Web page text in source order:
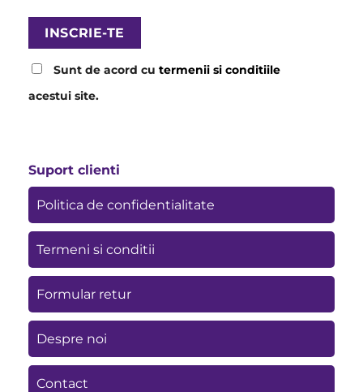
Sunt de acord cu termenii si conditiile
acestui site.
Suport clienti
Politica de confidentialitate
Termeni si conditii
Formular retur
Despre noi
Contact